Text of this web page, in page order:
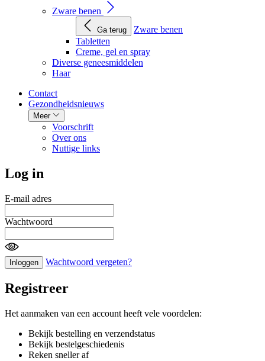
Zware benen
Ga terug
Zware benen
Tabletten
Creme, gel en spray
Diverse geneesmiddelen
Haar
Contact
Gezondheidsnieuws
Meer
Voorschrift
Over ons
Nuttige links
Log in
E-mail adres
Wachtwoord
Inloggen Wachtwoord vergeten?
Registreer
Het aanmaken van een account heeft vele voordelen:
Bekijk bestelling en verzendstatus
Bekijk bestelgeschiedenis
Reken sneller af